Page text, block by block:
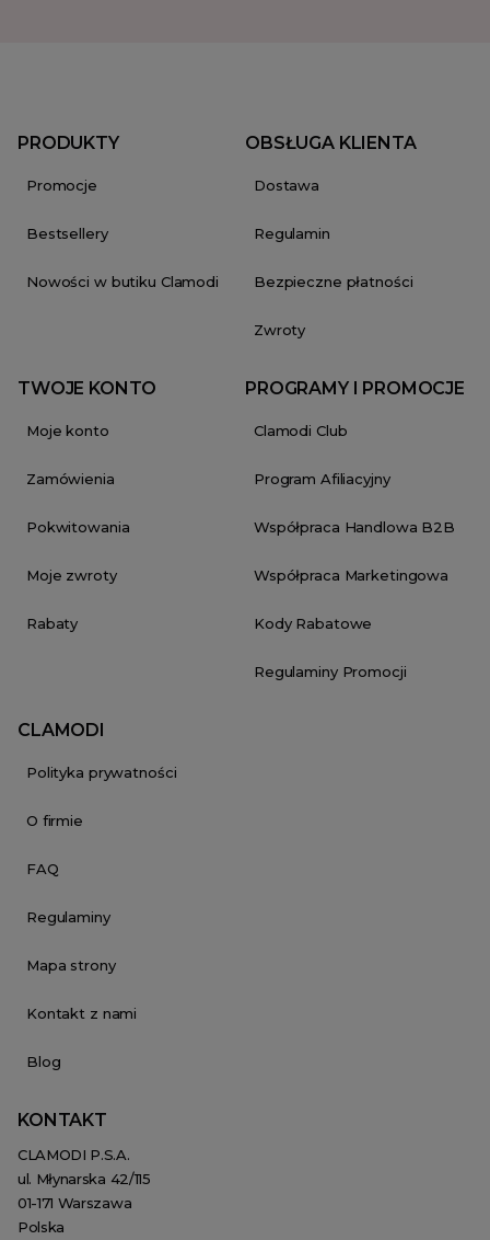
PRODUKTY
Promocje
Bestsellery
Nowości w butiku Clamodi
OBSŁUGA KLIENTA
Dostawa
Regulamin
Bezpieczne płatności
Zwroty
TWOJE KONTO
Moje konto
Zamówienia
Pokwitowania
Moje zwroty
Rabaty
PROGRAMY I PROMOCJE
Clamodi Club
Program Afiliacyjny
Współpraca Handlowa B2B
Współpraca Marketingowa
Kody Rabatowe
Regulaminy Promocji
CLAMODI
Polityka prywatności
O firmie
FAQ
Regulaminy
Mapa strony
Kontakt z nami
Blog
KONTAKT
CLAMODI P.S.A.
ul. Młynarska 42/115
01-171 Warszawa
Polska